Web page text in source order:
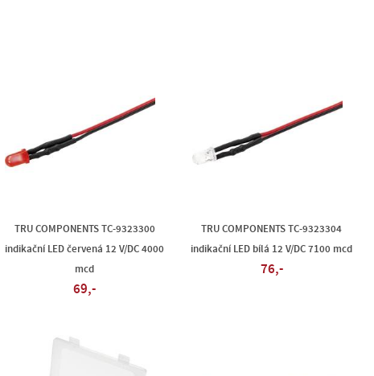
TRU COMPONENTS TC-9323300
indikační LED červená 12 V/DC 4000
mcd
69,-
TRU COMPONENTS TC-9323304
indikační LED bílá 12 V/DC 7100 mcd
76,-